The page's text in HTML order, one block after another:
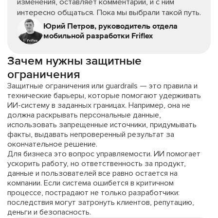
изменения, оставляет комментарии, и с ним
интересно общаться. Пока мы выбрали такой путь.
Юрий Петров, руководитель отдела
мобильной разработки Friflex
Зачем нужны защитные
ограничения
Защитные ограничения или guardrails — это правила и
технические барьеры, которые помогают удерживать
ИИ-систему в заданных границах. Например, она не
должна раскрывать персональные данные,
использовать запрещенные источники, придумывать
факты, выдавать непроверенный результат за
окончательное решение.
Для бизнеса это вопрос управляемости. ИИ помогает
ускорить работу, но ответственность за продукт,
данные и пользователей все равно остается на
компании. Если система ошибется в критичном
процессе, пострадают не только разработчики:
последствия могут затронуть клиентов, репутацию,
деньги и безопасность.